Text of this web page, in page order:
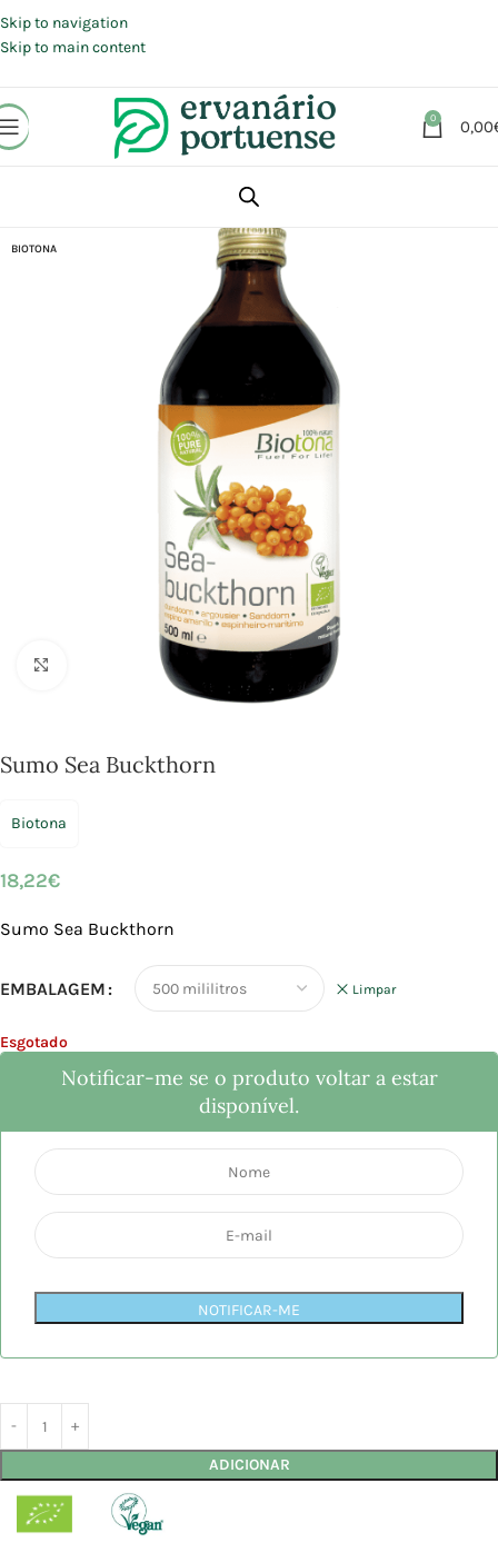
Skip to navigation
Skip to main content
0 0,00
Alimentação
BIOTONA
Click to enlarge
Sumo Sea Buckthorn
Biotona
18,22€
Sumo Sea Buckthorn
EMBALAGEM Limpar
Esgotado
Notificar-me se o produto voltar a estar
disponível.
NOTIFICAR-ME
ADICIONAR